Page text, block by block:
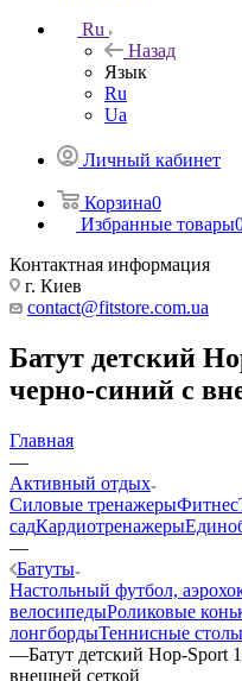
Ru
Назад
Язык
Ru
Ua
Личный кабинет
Корзина0
Избранные товары
Контактная информация
г. Киев
contact@fitstore.com.ua
Батут детский
черно-синий с
Главная
—
Активный отдых
Силовые тренажерыФитнес
садКардиотренажеры
—
Батуты
Настольный футбол,
велосипедыРоликовые
лонгбордыТеннисные столы
—Батут детский Hop-Sport
внешней сеткой